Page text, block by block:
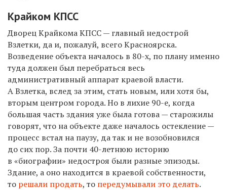
Крайком КПСС
Дворец Крайкома КПСС — главный недострой
Взлетки, да и, пожалуй, всего Красноярска.
Возведение объекта началось в 80-х, по плану именно
туда должен был перебраться весь
административный аппарат краевой власти.
А Взлетка, вслед за этим, стать новым, или хотя бы,
вторым центром города. Но в лихие 90-е, когда
большая часть здания уже была готова — старожилы
говорят, что на объекте даже началось остекление —
процесс встал на паузу, да так и не возобновился
до сих пор. За почти 40-летнюю историю
в «биографии» недостроя были разные эпизоды.
Здание, а оно находится в краевой собственности,
то решали продать, то передумывали это делать.